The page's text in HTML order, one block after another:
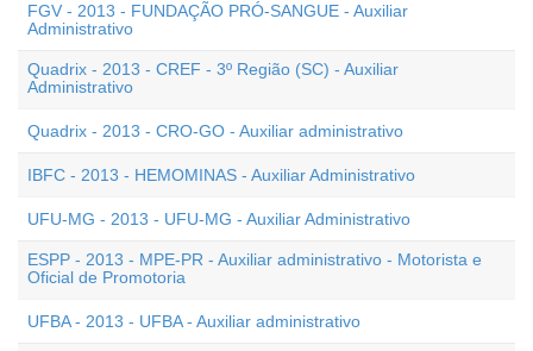
FGV - 2013 - FUNDAÇÃO PRÓ-SANGUE - Auxiliar
Administrativo
Quadrix - 2013 - CREF - 3º Região (SC) - Auxiliar
Administrativo
Quadrix - 2013 - CRO-GO - Auxiliar administrativo
IBFC - 2013 - HEMOMINAS - Auxiliar Administrativo
UFU-MG - 2013 - UFU-MG - Auxiliar Administrativo
ESPP - 2013 - MPE-PR - Auxiliar administrativo - Motorista e
Oficial de Promotoria
UFBA - 2013 - UFBA - Auxiliar administrativo